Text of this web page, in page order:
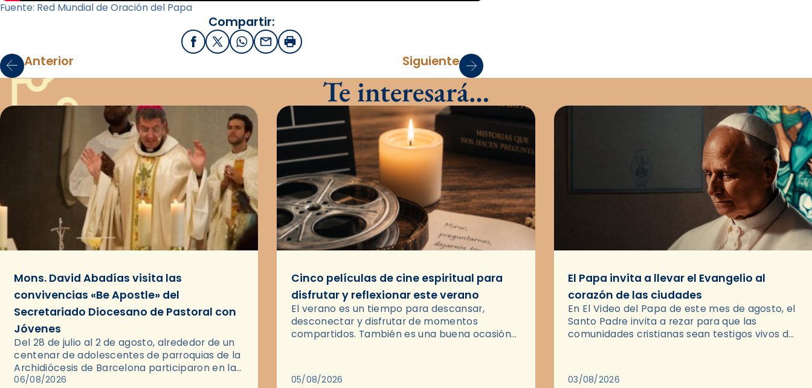
Fuente: Red Mundial de Oración del Papa
Compartir:
FacebookX / Twitter
WhatsApp
EmailImprimir
Anterior Siguiente
Te interesará…
Mons. David Abadías visita las
convivencias «Be Apostle» del
Secretariado Diocesano de Pastoral con
Jóvenes
Del 28 de julio al 2 de agosto, alrededor de un
centenar de adolescentes de parroquias de la
Archidiócesis de Barcelona participaron en las
convivencias Be Apostle, organizadas por el
06/08/2026
Cinco películas de cine espiritual para
disfrutar y reflexionar este verano
El verano es un tiempo para descansar,
desconectar y disfrutar de momentos
compartidos. También es una buena ocasión
05/08/2026
El Papa invita a llevar el Evangelio al
corazón de las ciudades
En El Video del Papa de este mes de agosto, el
Santo Padre invita a rezar para que las
comunidades cristianas sean testigos vivos del
03/08/2026